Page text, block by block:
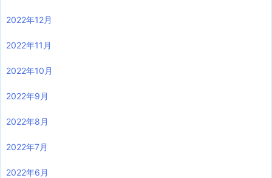
2022年12月
2022年11月
2022年10月
2022年9月
2022年8月
2022年7月
2022年6月